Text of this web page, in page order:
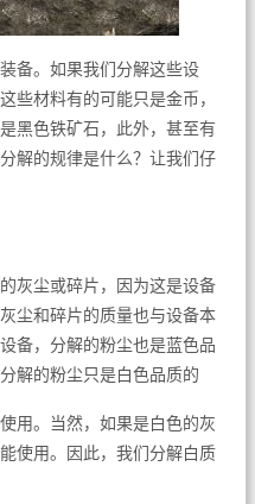
备。如果我们分解这些设
些材料有的可能只是金币，
黑色铁矿石，此外，甚至有
解的规律是什么？让我们仔
灰尘或碎片，因为这是设备
尘和碎片的质量也与设备本
备，分解的粉尘也是蓝色品
解的粉尘只是白色品质的
用。当然，如果是白色的灰
使用。因此，我们分解白质